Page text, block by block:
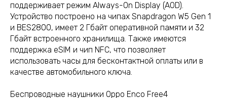
поддерживает режим Always-On Display (AOD).
Устройство построено на чипах Snapdragon W5 Gen 1
и BES2800, имеет 2 Гбайт оперативной памяти и 32
Гбайт встроенного хранилища. Также имеются
поддержка eSIM и чип NFC, что позволяет
использовать часы для бесконтактной оплаты или в
качестве автомобильного ключа.
Беспроводные наушники Oppo Enco Free4